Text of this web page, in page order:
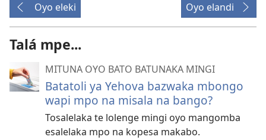
Oyo eleki Oyo elandi
Talá mpe...
MITUNA OYO BATO BATUNAKA MINGI
Batatoli ya Yehova bazwaka mbongo
wapi mpo na misala na bango?
Tosalelaka te lolenge mingi oyo mangomba
esalelaka mpo na kopesa makabo.